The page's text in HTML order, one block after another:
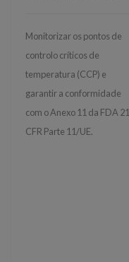
Monitorizar os pontos de
controlo críticos de
temperatura (CCP) e
garantir a conformidade
com o Anexo 11 da FDA 21
CFR Parte 11/UE.